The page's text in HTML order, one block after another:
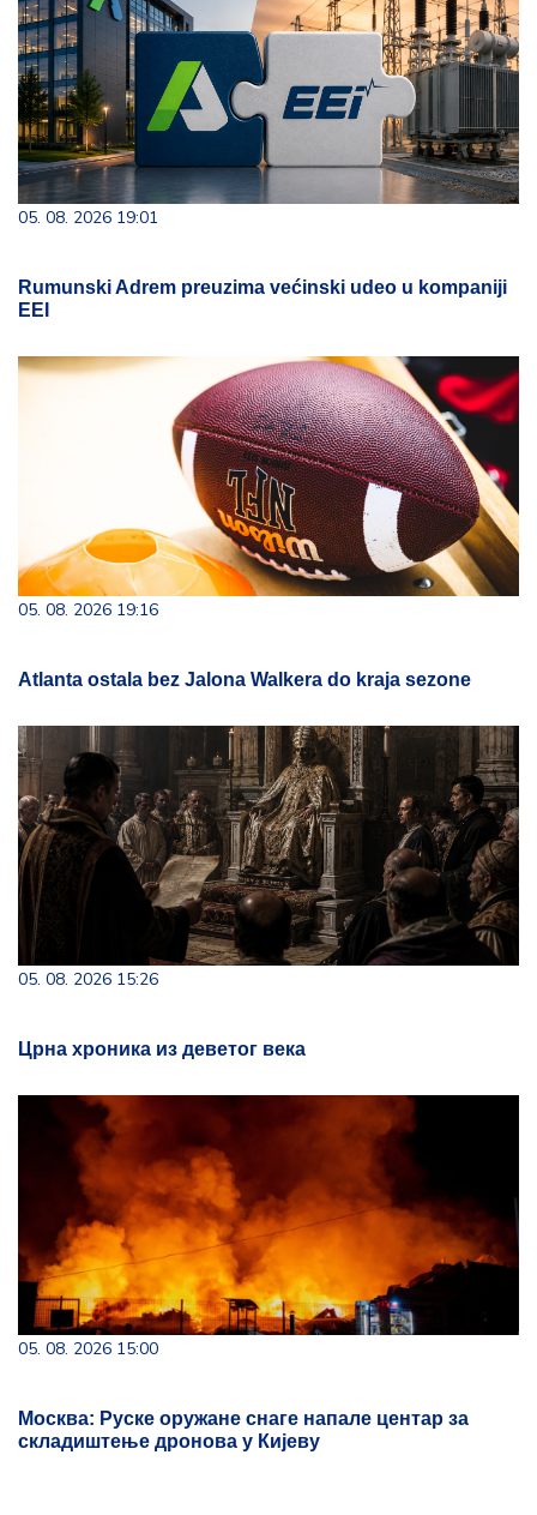
05. 08. 2026 19:01
Rumunski Adrem preuzima većinski udeo u kompaniji
EEI
05. 08. 2026 19:16
Atlanta ostala bez Jalona Walkera do kraja sezone
05. 08. 2026 15:26
Црна хроника из деветог века
05. 08. 2026 15:00
Москва: Руске оружане снаге напале центар за
складиштење дронова у Кијеву